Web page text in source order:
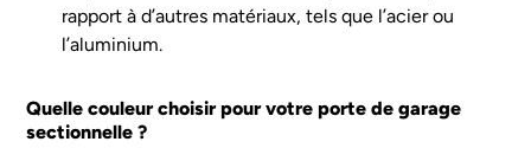
rapport à d’autres matériaux, tels que l’acier ou
l’aluminium.
Quelle couleur choisir pour votre porte de garage
sectionnelle ?